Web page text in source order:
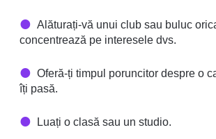
Alăturați-vă unui club sau buluc
concentrează pe interesele dvs.
Oferă-ți timpul poruncitor despre o
îți pasă.
Luați o clasă sau un studio.